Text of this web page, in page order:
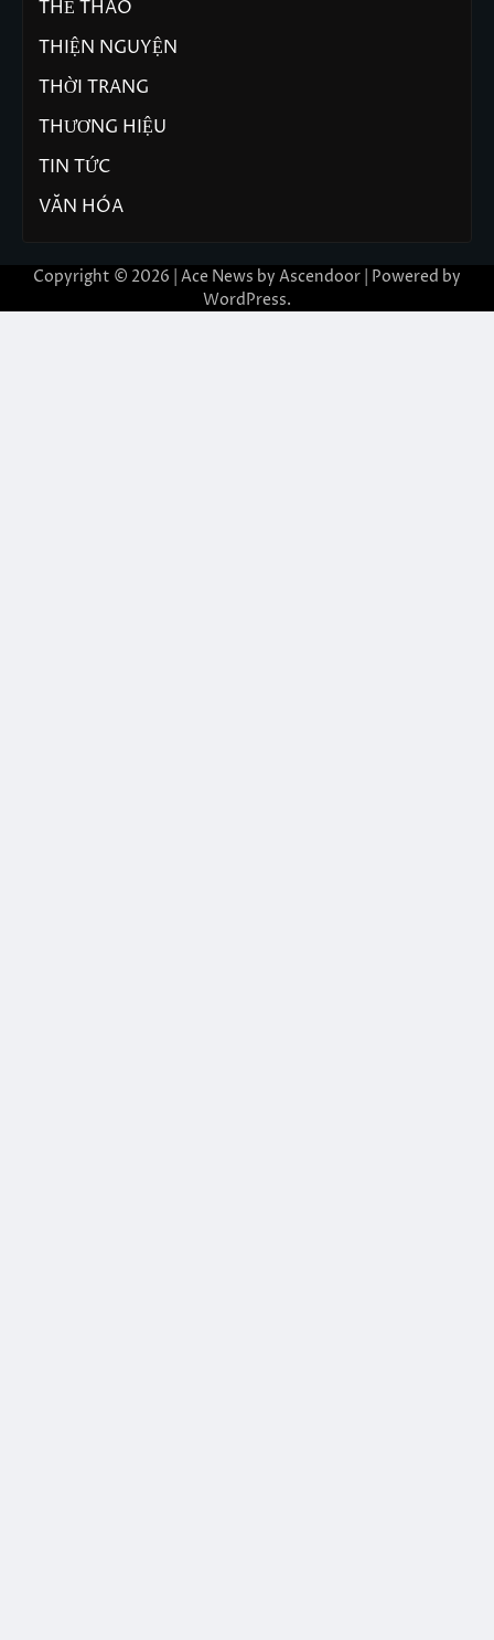
THỂ THAO
THIỆN NGUYỆN
THỜI TRANG
THƯƠNG HIỆU
TIN TỨC
VĂN HÓA
Copyright © 2026 | Ace News by Ascendoor | Powered by
WordPress.